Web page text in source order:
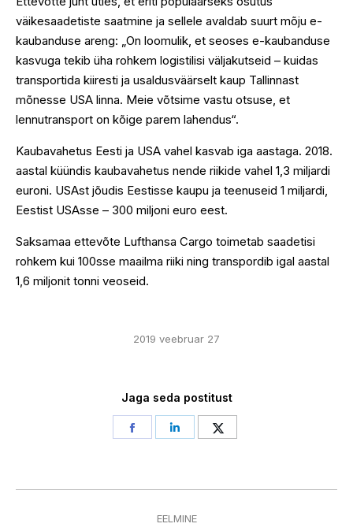
väikesaadetiste saatmine ja sellele avaldab suurt mõju e-
kaubanduse areng: „On loomulik, et seoses e-kaubanduse
kasvuga tekib üha rohkem logistilisi väljakutseid – kuidas
transportida kiiresti ja usaldusväärselt kaup Tallinnast
mõnesse USA linna. Meie võtsime vastu otsuse, et
lennutransport on kõige parem lahendus“.
Kaubavahetus Eesti ja USA vahel kasvab iga aastaga. 2018.
aastal küündis kaubavahetus nende riikide vahel 1,3 miljardi
euroni. USAst jõudis Eestisse kaupu ja teenuseid 1 miljardi,
Eestist USAsse – 300 miljoni euro eest.
Saksamaa ettevõte Lufthansa Cargo toimetab saadetisi
rohkem kui 100sse maailma riiki ning transpordib igal aastal
1,6 miljonit tonni veoseid.
2019 veebruar 27
Jaga seda postitust
Share
Share
EELMINE